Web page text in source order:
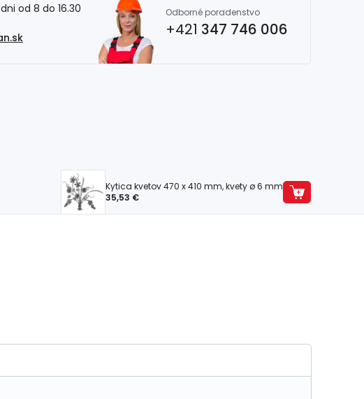
od 8 do 16.30
Odborné poradenstvo
+421 347 746 006
Kytica kvetov 470 x 410 mm, kvety ø 6 mm
35,53 €